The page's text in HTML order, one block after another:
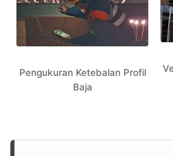
Pengukuran Ketebalan Profil
Baja